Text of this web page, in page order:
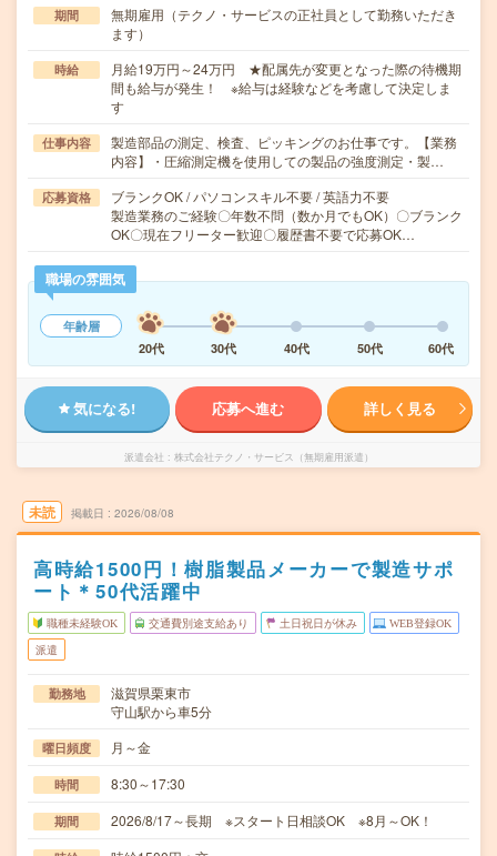
期間
無期雇用（テクノ・サービスの正社員として勤務いただき
ます）
時給
月給19万円～24万円 ★配属先が変更となった際の待機期
間も給与が発生！ ※給与は経験などを考慮して決定しま
す
仕事内容
製造部品の測定、検査、ピッキングのお仕事です。【業務
内容】・圧縮測定機を使用しての製品の強度測定・製…
応募資格
ブランクOK / パソコンスキル不要 / 英語力不要
製造業務のご経験〇年数不問（数か月でもOK）〇ブランク
OK〇現在フリーター歓迎〇履歴書不要で応募OK…
職場の雰囲気
年齢層
20代
30代 40代 50代 60代
気になる! 応募へ進む 詳しく見る
派遣会社 株式会社テクノ・サービス（無期雇用派遣）
未読 掲載日 2026/08/08
高時給1500円！樹脂製品メーカーで製造サポ
ート＊50代活躍中
職種未経験OK 交通費別途支給あり 土日祝日が休み WEB登録OK
派遣
勤務地
滋賀県栗東市
守山駅から車5分
曜日頻度 月～金
時間 8:30～17:30
期間 2026/8/17～長期 ※スタート日相談OK ※8月～OK！